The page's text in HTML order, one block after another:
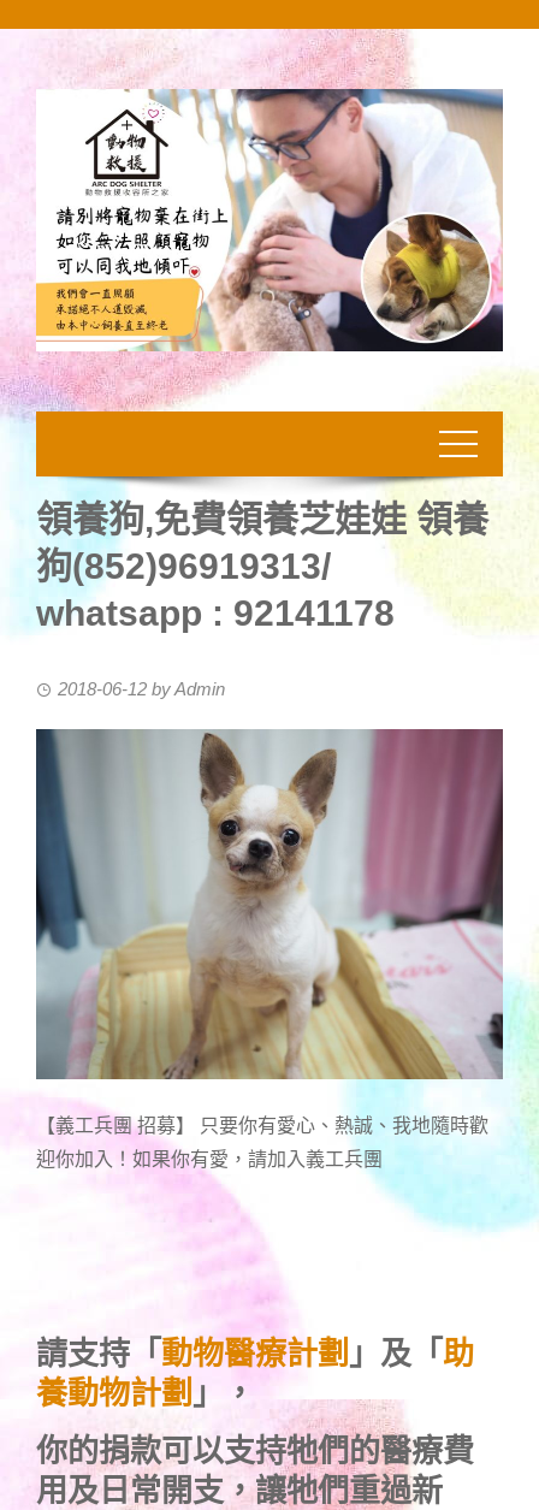
領養狗,免費領養芝娃娃 領養
狗(852)96919313/
whatsapp : 92141178
2018-06-12 byAdmin
【義工兵團 招募】 只要你有愛心、熱誠、我地隨時歡
迎你加入！如果你有愛，請加入義工兵團
請支持「 動物醫療計劃 」及「 助
養動物計劃 」，
你的捐款可以支持牠們的醫療費
用及日常開支，讓牠們重過新